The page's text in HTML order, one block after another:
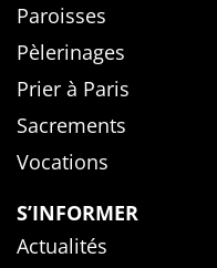
Paroisses
Pèlerinages
Prier à Paris
Sacrements
Vocations
S’INFORMER
Actualités